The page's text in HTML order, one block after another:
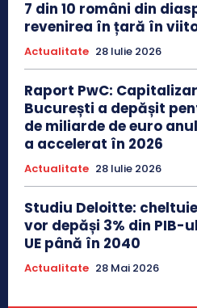
7 din 10 români din
revenirea în țară în
Actualitate 28 Iulie 2026
Raport PwC:
București a depășit
de miliarde de euro
a accelerat în 2026
Actualitate 28 Iulie 2026
Studiu Deloitte:
vor depăși 3% din PIB-
UE până în 2040
Actualitate 28 Mai 2026